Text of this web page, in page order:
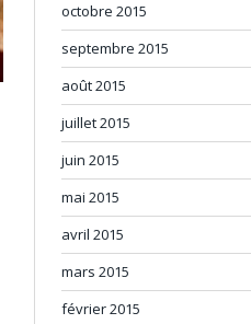
octobre 2015
septembre 2015
août 2015
juillet 2015
juin 2015
mai 2015
avril 2015
mars 2015
février 2015